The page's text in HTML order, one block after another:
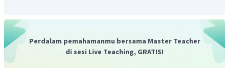
Perdalam pemahamanmu bersama Master Teacher
di sesi Live Teaching, GRATIS!